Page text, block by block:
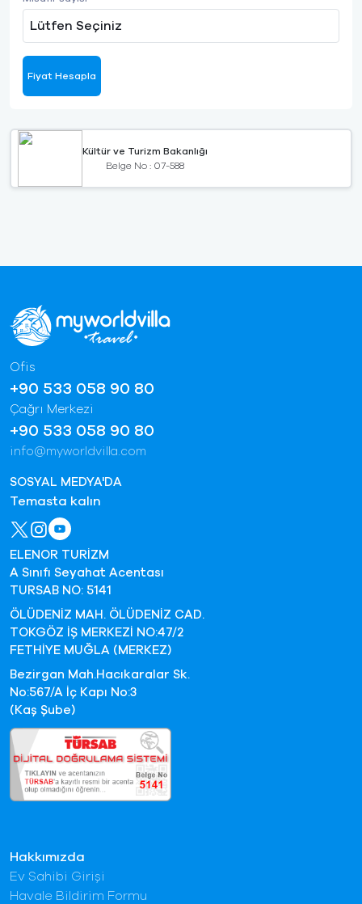
Lütfen Seçiniz
Fiyat Hesapla
Kültür ve Turizm Bakanlığı
Belge No : 07-588
Hakkımızda
Ev Sahibi Girişi
Havale Bildirim Formu
Ofis
+90 533 058 90 80
Çağrı Merkezi
+90 533 058 90 80
info@myworldvilla.com
SOSYAL MEDYA'DA
Temasta kalın
ELENOR TURİZM
A Sınıfı Seyahat Acentası
TURSAB NO: 5141
ÖLÜDENİZ MAH. ÖLÜDENİZ CAD.
TOKGÖZ İŞ MERKEZİ NO:47/2
FETHİYE MUĞLA (MERKEZ)
Bezirgan Mah.Hacıkaralar Sk.
No:567/A İç Kapı No:3
(Kaş Şube)